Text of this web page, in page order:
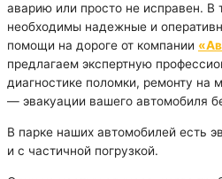
аварию или просто не исправен. В
необходимы надежные и
помощи на дороге от компании
предлагаем экспертную
диагностике поломки, ремонту на
— эвакуации вашего автомобиля
В парке наших автомобилей есть
и с частичной погрузкой.